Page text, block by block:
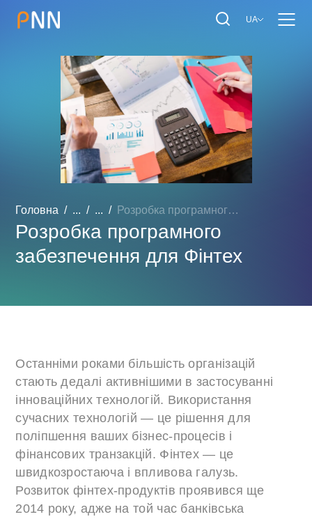
UA
Головна ... ... Розробка програмного забе...
Розробка програмного
забезпечення для Фінтех
Останніми роками більшість організацій
стають дедалі активнішими в застосуванні
інноваційних технологій. Використання
сучасних технологій — це рішення для
поліпшення ваших бізнес-процесів і
фінансових транзакцій. Фінтех — це
швидкозростаюча і впливова галузь.
Розвиток фінтех-продуктів проявився ще
2014 року, адже на той час банківська